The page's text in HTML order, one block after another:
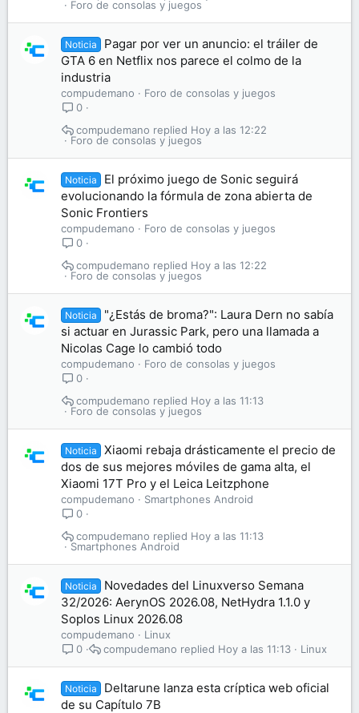
Foro de consolas y juegos
Noticia
Pagar por ver un anuncio: el tráiler de
GTA 6 en Netflix nos parece el colmo de la
industria
compudemano
Foro de consolas y juegos
0
Foro de consolas y juegos
Hoy a las 12:22
compudemano
Noticia
El próximo juego de Sonic seguirá
evolucionando la fórmula de zona abierta de
Sonic Frontiers
compudemano
Foro de consolas y juegos
0
Foro de consolas y juegos
Hoy a las 12:22
compudemano
Noticia
"¿Estás de broma?": Laura Dern no sabía
si actuar en Jurassic Park, pero una llamada a
Nicolas Cage lo cambió todo
compudemano
Foro de consolas y juegos
0
Foro de consolas y juegos
Hoy a las 11:13
compudemano
Noticia
Xiaomi rebaja drásticamente el precio de
dos de sus mejores móviles de gama alta, el
Xiaomi 17T Pro y el Leica Leitzphone
compudemano
Smartphones Android
0
Smartphones Android
Hoy a las 11:13
compudemano
Noticia
Novedades del Linuxverso Semana
32/2026: AerynOS 2026.08, NetHydra 1.1.0 y
Soplos Linux 2026.08
compudemano
Linux
0
Linux
Hoy a las 11:13
compudemano
Noticia
Deltarune lanza esta críptica web oficial
de su Capítulo 7B